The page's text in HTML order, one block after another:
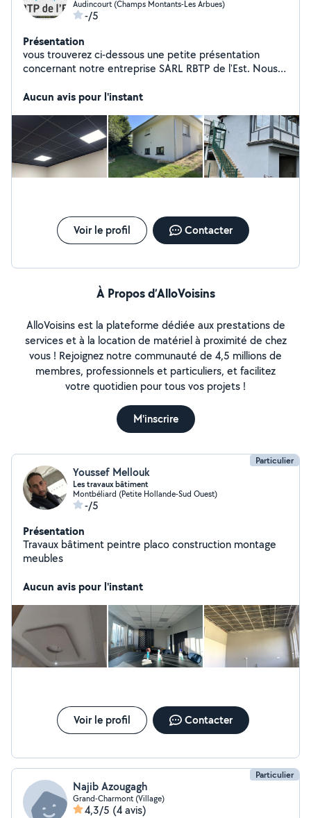
Audincourt (Champs Montants-Les Arbues)
-/5
Présentation
vous trouverez ci-dessous une petite présentation
concernant notre entreprise SARL RBTP de l'Est. Nous
Je vous détail ainsi toute les prestations que nous vous
sont le Placo, la Peinture, l'enduit, ITI, ITE, le ravalement
de façade, l'échafaudage, l'isolation des combles
perdus, le flocage ainsi que le soulage.
Aucun avis pour l'instant
Voir le profil Contacter
À Propos d’AlloVoisins
AlloVoisins est la plateforme dédiée aux prestations de
services et à la location de matériel à proximité de chez
vous ! Rejoignez notre communauté de 4,5 millions de
membres, professionnels et particuliers, et facilitez
votre quotidien pour tous vos projets !
M'inscrire
Particulier
Youssef Mellouk
Les travaux bâtiment
Montbéliard (Petite Hollande-Sud Ouest)
-/5
Présentation
Travaux bâtiment peintre placo construction montage
meubles
Aucun avis pour l'instant
Voir le profil Contacter
Particulier
Najib Azougagh
Grand-Charmont (Village)
4,3/5 (4 avis)